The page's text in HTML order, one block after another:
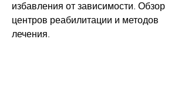
избавления от зависимости. Обзор
центров реабилитации и методов
лечения.